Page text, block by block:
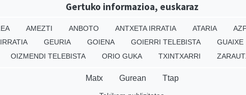
Gertuko informazioa, euskaraz
AMEZTI ANBOTO ANTXETA IRRATIA ATARIA
GEURIA GOIENA GOIERRI TELEBISTA
GUAIXE
OIZMENDI TELEBISTA ORIO GUKA TXINTXARRI
Matx Gurean Ttap